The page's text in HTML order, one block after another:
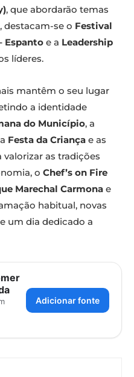
, que abordarão temas
destacam-se o Festival
Espanto e a Leadership
líderes.
mantêm o seu lugar
a identidade
do Município, a
Festa da Criança e as
as tradições
o Chef’s on Fire
Marechal Carmona e
habitual, novas
um dia dedicado a
Adicionar fonte